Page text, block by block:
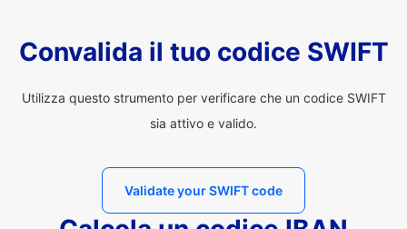
Convalida il tuo codice SWIFT
Utilizza questo strumento per verificare che un codice SWIFT
sia attivo e valido.
Validate your SWIFT code